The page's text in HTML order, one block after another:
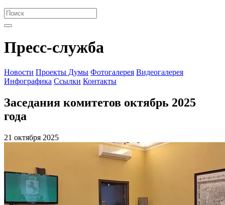
Пресс-служба
Новости Проекты Думы Фотогалерея Видеогалерея
Инфографика Ссылки Контакты
Заседания комитетов октябрь 2025
года
21 октября 2025